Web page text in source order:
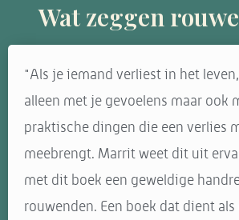
Wat zeggen
"Als je iemand verliest in het
alleen met je gevoelens maar ook
praktische dingen die een verlies
meebrengt. Marrit weet dit uit
met dit boek een geweldige
rouwenden. Een boek dat dient